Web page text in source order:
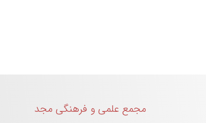
مجمع علمی و فرهنگی مجد